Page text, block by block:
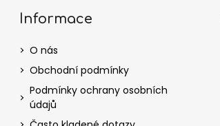
Informace
O nás
Obchodní podmínky
Podmínky ochrany osobních
údajů